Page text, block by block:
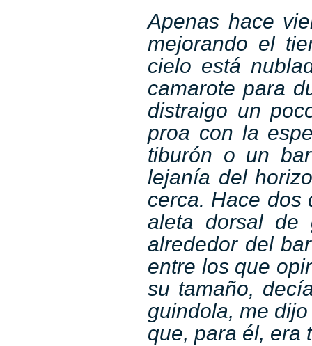
Apenas hace
mejorando el
cielo está
camarote para
distraigo un
proa con la
tiburón o un
lejanía del
cerca. Hace dos
aleta dorsal de
alrededor del
entre los que
su tamaño,
guindola, me
que, para él, era